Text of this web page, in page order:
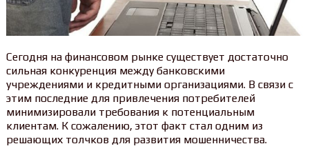
Сегодня на финансовом рынке существует достаточно
сильная конкуренция между банковскими
учреждениями и кредитными организациями. В связи с
этим последние для привлечения потребителей
минимизировали требования к потенциальным
клиентам. К сожалению, этот факт стал одним из
решающих толчков для развития мошенничества.